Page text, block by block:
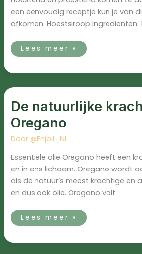
een eenvoudig receptje kun je van
afkomen. Hoestsiroop Ingrediënten: 1
Lees meer »
De natuurlijke
Oregano
Door@Enjoil_NL
Essentiële olie Oregano heeft een
en in ons lichaam. Oregano wordt
als de natuur’s meest krachtige en
en dus ook olie. Oregano valt
De
kracht
van
Lees meer »